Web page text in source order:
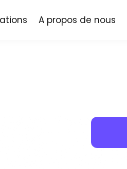
A propos de nous